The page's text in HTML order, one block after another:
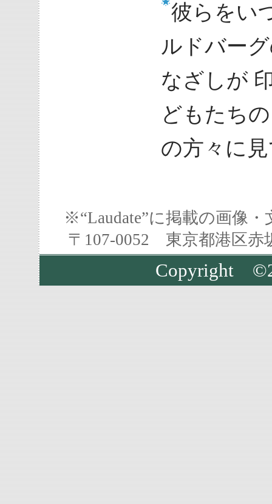
彼らをい
ルドバー
なざしが
どもたち
の方々に
※“Laudate”に掲載の画像
〒107-0052 東京都港区
Copyright